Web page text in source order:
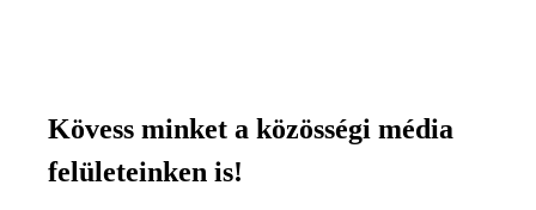
Kövess minket a közösségi média
felületeinken is!